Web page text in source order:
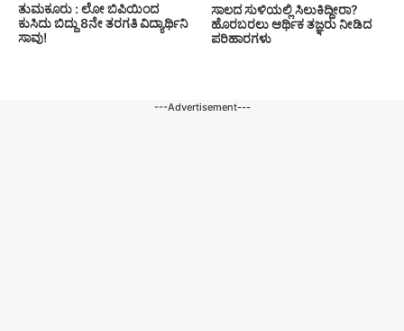
ತುಮಕೂರು : ಲೋ ಬಿಪಿಯಿಂದ
ಕುಸಿದು ಬಿದ್ದು 8ನೇ ತರಗತಿ ವಿದ್ಯಾರ್ಥಿನಿ
ಸಾವು!
ಸಾಲದ ಸುಳಿಯಲ್ಲಿ ಸಿಲುಕಿದ್ದೀರಾ?
ಹೊರಬರಲು ಆರ್ಥಿಕ ತಜ್ಞರು ನೀಡಿದ
ಪರಿಹಾರಗಳು
---Advertisement---